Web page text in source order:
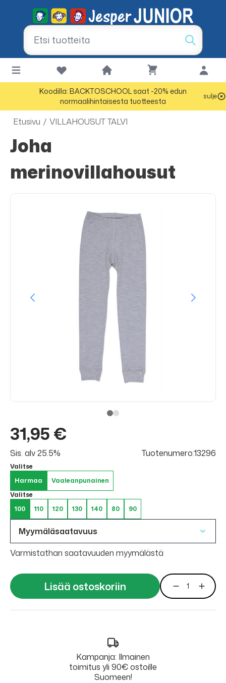
Koodilla: BACKTOSCHOOL saat -20% edun
normaalihintaisesta tuotteesta
sulje
Etusivu / VILLAHOUSUT TALVI
Joha
merinovillahousut
31,95 €
Sis. alv 25.5% Tuotenumero:13296
Valitse
Harmaa
Vaaleanpunainen
Valitse
100
110 120 130 140 80 90
Myymäläsaatavuus
Varmistathan saatavuuden myymälästä
Lisää ostoskoriin
Kampanja: Ilmainen
toimitus yli 90€ ostoille
Suomeen!